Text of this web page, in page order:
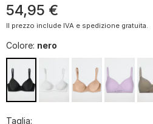
54,95 €
Il prezzo include IVA e spedizione gratuita.
Colore: nero
Taglia: